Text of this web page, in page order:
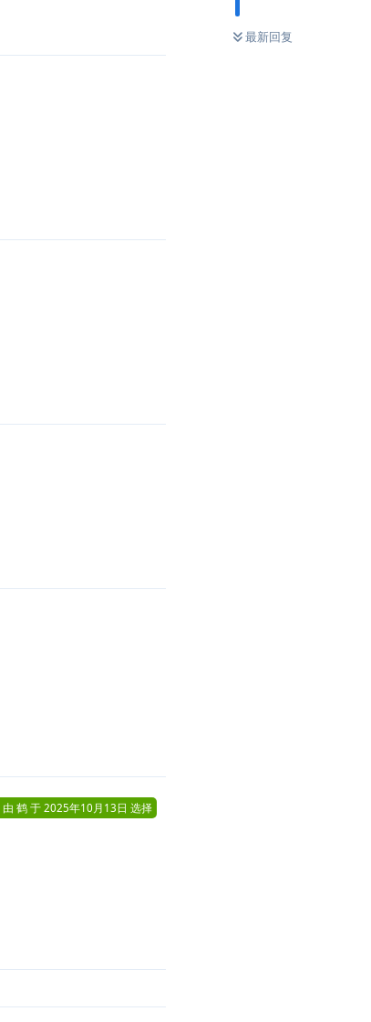
最新回复
由 鹤于2025年10月13日 选择